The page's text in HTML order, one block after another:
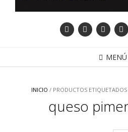
MENÚ
INICIO / PRODUCTOS
queso